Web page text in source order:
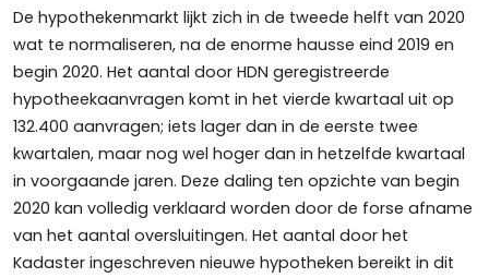
De hypothekenmarkt lijkt zich in de tweede helft van 2020
wat te normaliseren, na de enorme hausse eind 2019 en
begin 2020. Het aantal door HDN geregistreerde
hypotheekaanvragen komt in het vierde kwartaal uit op
132.400 aanvragen; iets lager dan in de eerste twee
kwartalen, maar nog wel hoger dan in hetzelfde kwartaal
in voorgaande jaren. Deze daling ten opzichte van begin
2020 kan volledig verklaard worden door de forse afname
van het aantal oversluitingen. Het aantal door het
Kadaster ingeschreven nieuwe hypotheken bereikt in dit